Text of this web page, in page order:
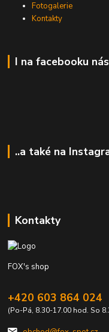
Fotogalerie
Kontakty
I na facebooku
..a také na
Kontakty
FOX's shop
+420 603 864 024
(Po-Pá, 8.30-17.00 hod. So